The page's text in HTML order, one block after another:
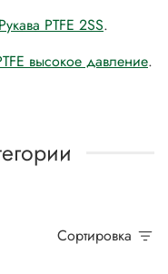
Рукава PTFE 2SS.
высокое давление.
Сортировка